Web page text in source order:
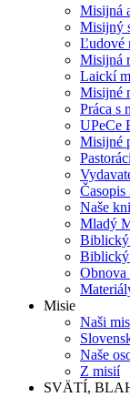
Misijná
Misijný
Ľudové
Misijná
Laickí
Misijné
Práca s
UPeCe
Misijné
Časopis
Naše
Mladý
Biblický
Biblický
Obnova
Misie
Naši
Naše
Z misií
SVÄTÍ,